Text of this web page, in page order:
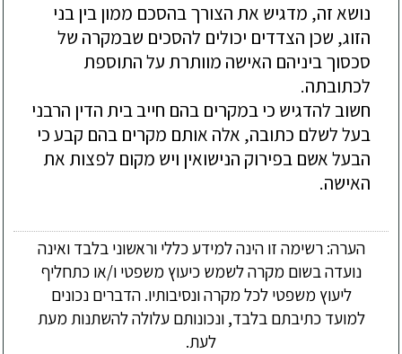
נושא זה, מדגיש את הצורך בהסכם ממון בין בני
הזוג, שכן הצדדים יכולים להסכים שבמקרה של
סכסוך ביניהם האישה מוותרת על התוספת
לכתובתה.
חשוב להדגיש כי במקרים בהם חייב בית הדין הרבני
בעל לשלם כתובה, אלה אותם מקרים בהם קבע כי
הבעל אשם בפירוק הנישואין ויש מקום לפצות את
האישה.
הערה: רשימה זו הינה למידע כללי וראשוני בלבד ואינה
נועדה בשום מקרה לשמש כיעוץ משפטי ו/או כתחליף
ליעוץ משפטי לכל מקרה ונסיבותיו. הדברים נכונים
למועד כתיבתם בלבד, ונכונותם עלולה להשתנות מעת
לעת.